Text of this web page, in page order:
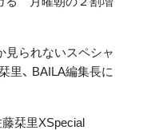
見られないスペシャ
里、 BAILA編集長に
藤栞里XSpecial